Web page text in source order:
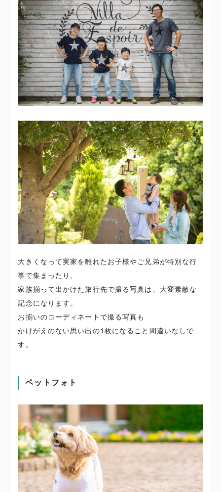
大きくなって実家を離れたお子様やご兄弟が特別な行
事で集まったり、
家族揃って出かけた旅行先で撮る写真は、大変素敵な
記念になります。
お揃いのコーディネートで撮る写真も
かけがえのない思い出の1枚になること間違いなしで
す。
ペットフォト